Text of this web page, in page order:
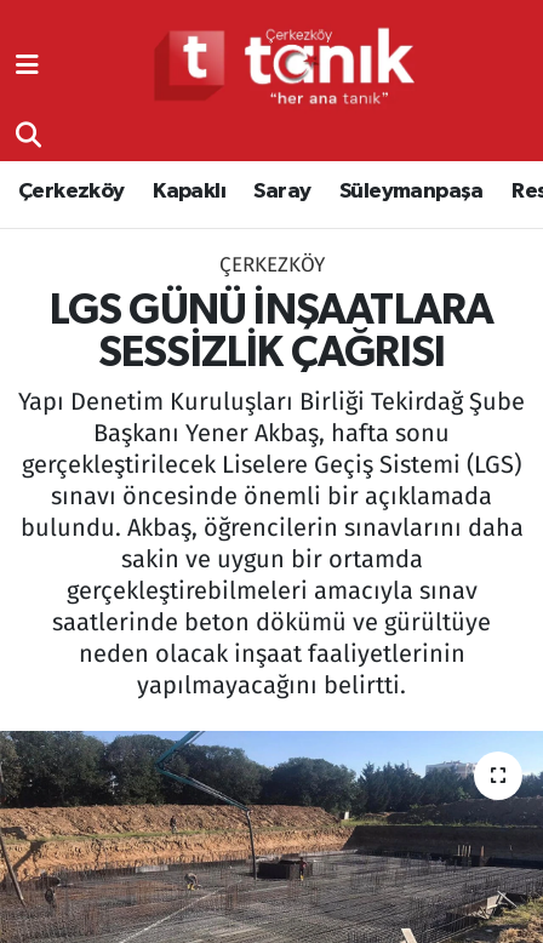
Çerkezköy Kapaklı Saray Süleymanpaşa
ÇERKEZKÖY
LGS GÜNÜ İNŞAATLARA
SESSİZLİK ÇAĞRISI
Yapı Denetim Kuruluşları Birliği Tekirdağ Şube
Başkanı Yener Akbaş, hafta sonu
gerçekleştirilecek Liselere Geçiş Sistemi (LGS)
sınavı öncesinde önemli bir açıklamada
bulundu. Akbaş, öğrencilerin sınavlarını daha
sakin ve uygun bir ortamda
gerçekleştirebilmeleri amacıyla sınav
saatlerinde beton dökümü ve gürültüye
neden olacak inşaat faaliyetlerinin
yapılmayacağını belirtti.
Resmi Reklamlar
Tekirdağ
Asayiş
Eğitim
Ekonomi
Siyaset
Video
Yazarlar
Ara
Eğitim
Ekonomi
Ergene
Genel
Gündem
Kapaklı
Kültür Sanat
Malkara
Marmaraereğlisi
Tekirdağ Nöbetçi Eczaneler
Tekirdağ Trafik Yoğunluk Haritası
Süper Lig Puan Durumu ve Fikstür
Tüm Manşetler
Son Dakika Haberleri
Haber Arşivi